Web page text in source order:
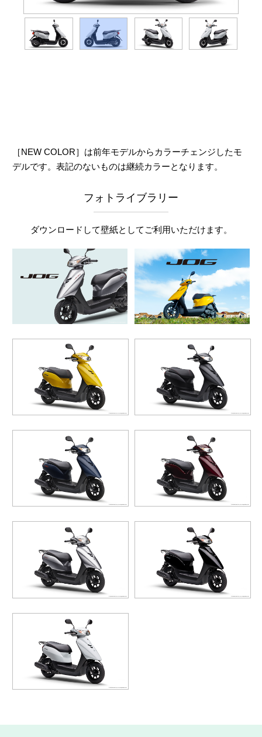
［NEW COLOR］は前年モデルからカラーチェンジしたモ
デルです。表記のないものは継続カラーとなります。
フォトライブラリー
ダウンロードして壁紙としてご利用いただけます。